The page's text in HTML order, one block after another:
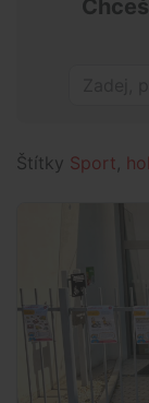
Štítky Sport